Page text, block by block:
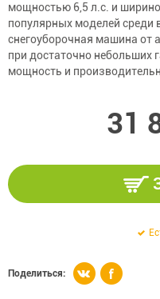
мощностью 6,5 л.с. и
популярных моделей среди
снегоуборочная машина от
при достаточно небольших
мощность и
31
Поделиться: